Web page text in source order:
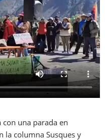
con una parada en
la columna Susques y